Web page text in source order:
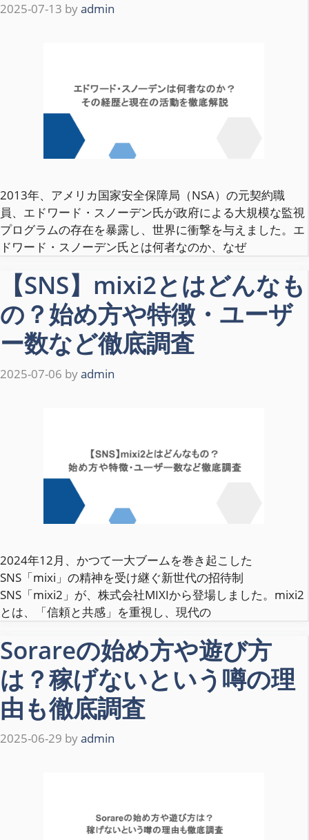
2025-07-13 byadmin
2013年、アメリカ国家安全保障局（NSA）の元契約職
員、エドワード・スノーデン氏が政府による大規模な監視
プログラムの存在を暴露し、世界に衝撃を与えました。エ
ドワード・スノーデン氏とは何者なのか、なぜ
【SNS】mixi2とはどんなも
の？始め方や特徴・ユーザ
ー数など徹底調査
2025-07-06 byadmin
2024年12月、かつて一大ブームを巻き起こした
SNS「mixi」の精神を受け継ぐ新世代の招待制
SNS「mixi2」が、株式会社MIXIから登場しました。mixi2
とは、「信頼と共感」を重視し、現代の
Sorareの始め方や遊び方
は？稼げないという噂の理
由も徹底調査
2025-06-29 byadmin